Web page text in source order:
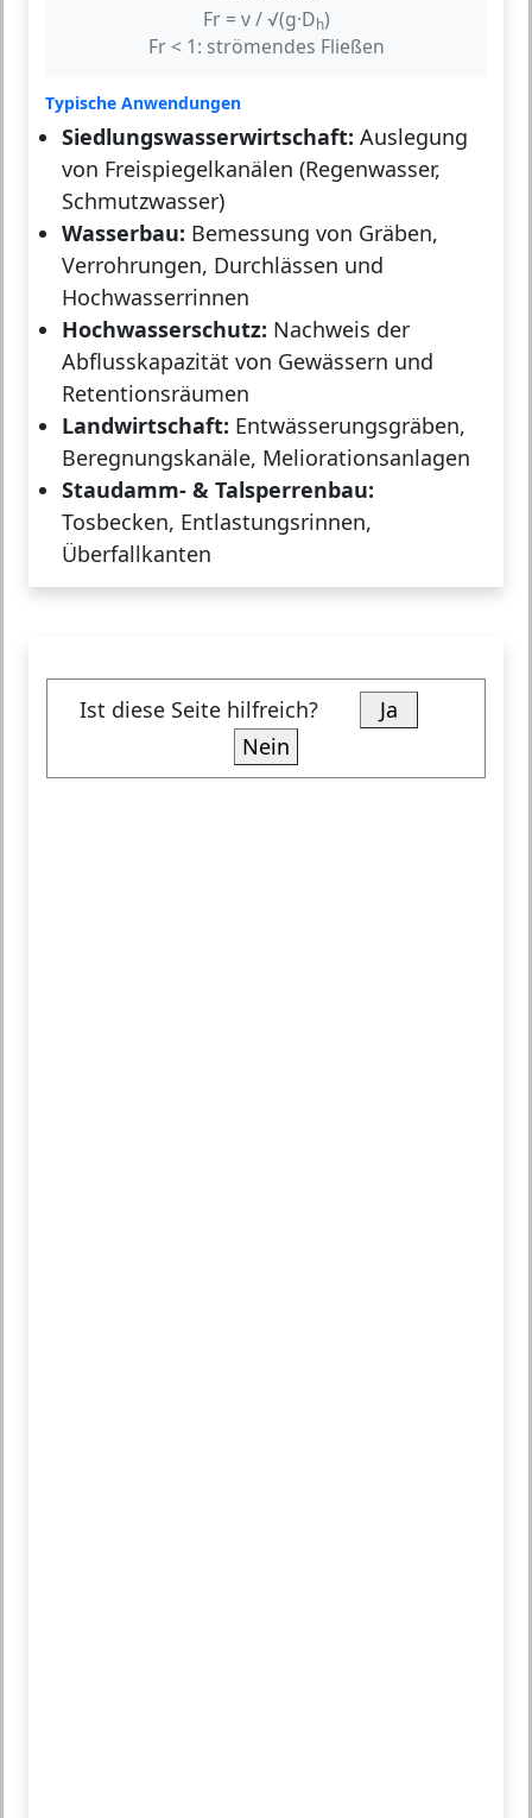
Fr = v / √(g·Dh)
Fr < 1: strömendes Fließen
Typische Anwendungen
Siedlungswasserwirtschaft: Auslegung
von Freispiegelkanälen (Regenwasser,
Schmutzwasser)
Wasserbau: Bemessung von Gräben,
Verrohrungen, Durchlässen und
Hochwasserrinnen
Hochwasserschutz: Nachweis der
Abflusskapazität von Gewässern und
Retentionsräumen
Landwirtschaft: Entwässerungsgräben,
Beregnungskanäle, Meliorationsanlagen
Staudamm- & Talsperrenbau:
Tosbecken, Entlastungsrinnen,
Überfallkanten
Ist diese Seite hilfreich?
Ja
Nein